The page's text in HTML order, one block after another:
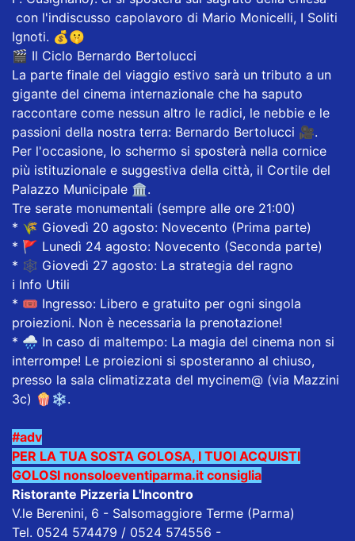
con l'indiscusso capolavoro di Mario Monicelli, I Soliti
Ignoti. 💰🤫
​🎬 Il Ciclo Bernardo Bertolucci
​La parte finale del viaggio estivo sarà un tributo a un
gigante del cinema internazionale che ha saputo
raccontare come nessun altro le radici, le nebbie e le
passioni della nostra terra: Bernardo Bertolucci 🎥.
​Per l'occasione, lo schermo si sposterà nella cornice
più istituzionale e suggestiva della città, il Cortile del
Palazzo Municipale 🏛️.
Tre serate monumentali (sempre alle ore 21:00)
* ​🌾 Giovedì 20 agosto: Novecento (Prima parte)
* ​🚩 Lunedì 24 agosto: Novecento (Seconda parte)
* ​🕸️ Giovedì 27 agosto: La strategia del ragno
​ℹ️ Info Utili
* ​🎟️ Ingresso: Libero e gratuito per ogni singola
proiezioni. Non è necessaria la prenotazione!
* ​🌧️ In caso di maltempo: La magia del cinema non si
interrompe! Le proiezioni si sposteranno al chiuso,
presso la sala climatizzata del mycinem@ (via Mazzini
3c) 🍿❄️.
#adv
PER LA TUA SOSTA GOLOSA, I TUOI ACQUISTI
GOLOSI nonsoloeventiparma.it consiglia
Ristorante Pizzeria L'Incontro
V.le Berenini, 6 - Salsomaggiore Terme (Parma)
Tel. 0524 574479 / 0524 574556 -